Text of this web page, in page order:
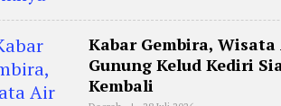
E
:
B
Kabar Gembira, Wisata
Gunung Kelud Kediri
Kembali